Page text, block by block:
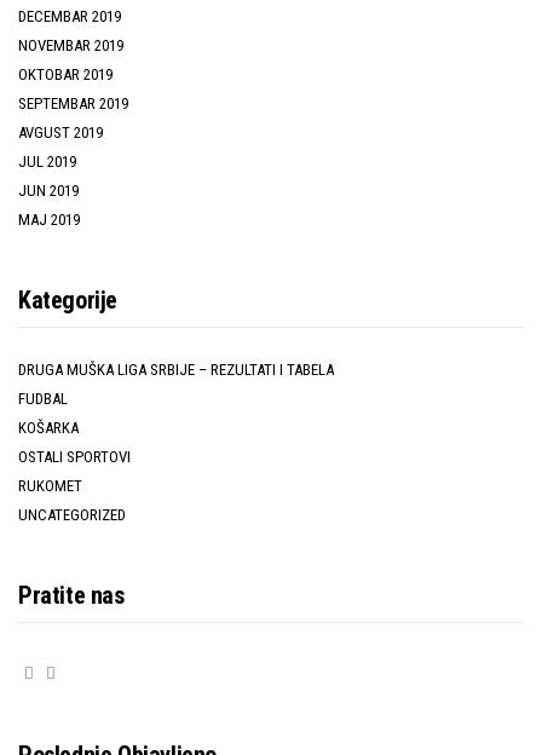
DECEMBAR 2019
NOVEMBAR 2019
OKTOBAR 2019
SEPTEMBAR 2019
AVGUST 2019
JUL 2019
JUN 2019
MAJ 2019
Kategorije
DRUGA MUŠKA LIGA SRBIJE – REZULTATI I TABELA
FUDBAL
KOŠARKA
OSTALI SPORTOVI
RUKOMET
UNCATEGORIZED
Pratite nas